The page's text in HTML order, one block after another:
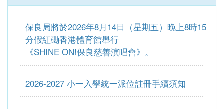
保良局將於2026年8月14日（星期五）晚上8時15
分假紅磡香港體育館舉行
《SHINE ON!保良慈善演唱會》。
2026-2027 小一入學統一派位註冊手續須知